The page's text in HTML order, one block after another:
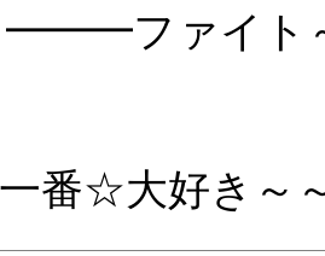
━━━ファイト
番☆大好き～